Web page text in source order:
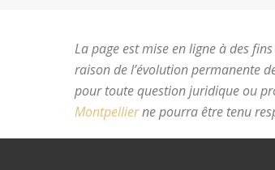
La page est mise en ligne à des
raison de l’évolution permanente
pour toute question juridique ou
Montpellierne pourra être tenu